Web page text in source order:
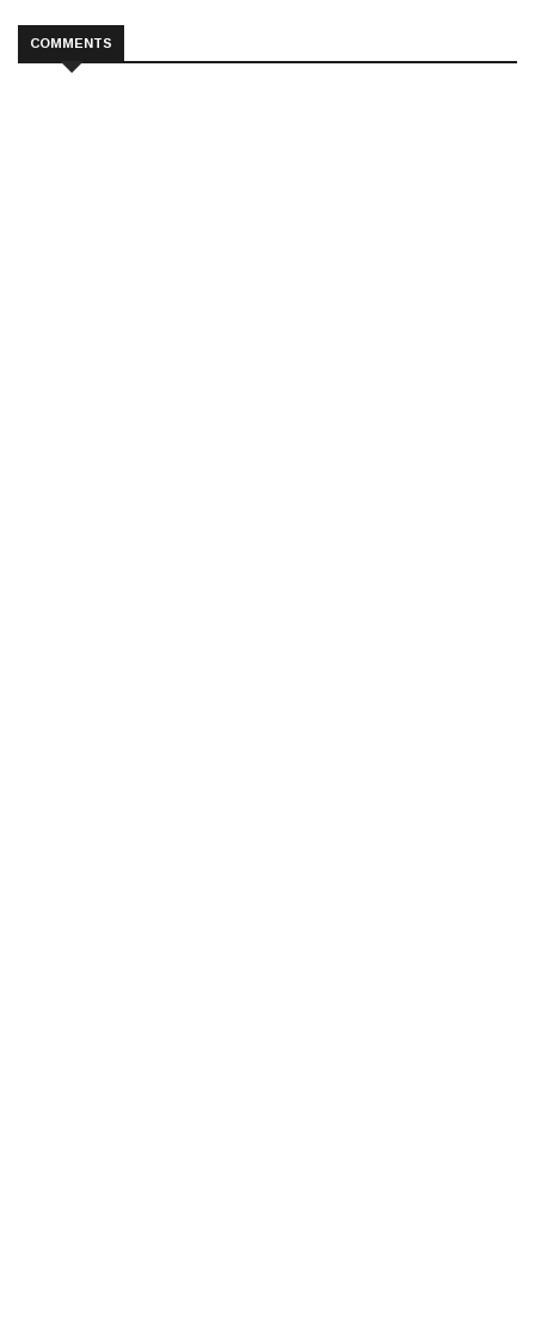
COMMENTS